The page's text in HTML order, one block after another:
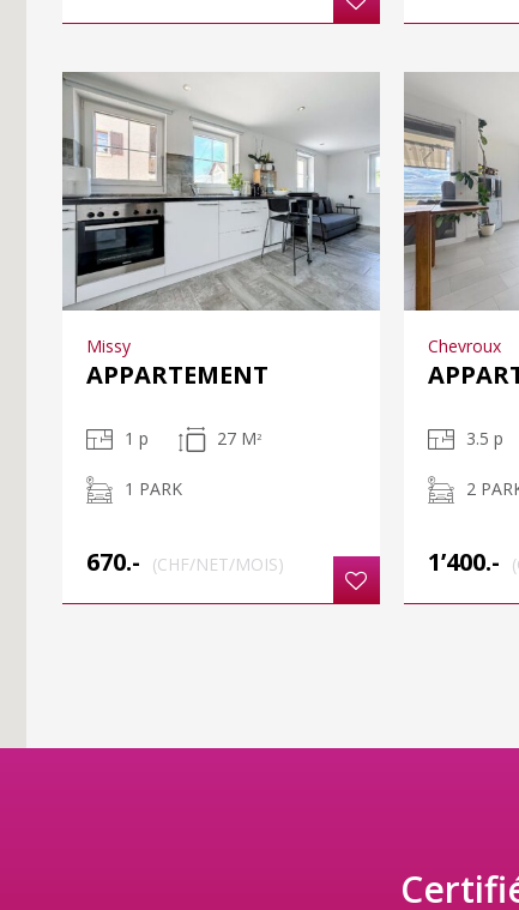
Missy
APPARTEMENT
1 p 27 M2
1 PARK
670.- (CHF/NET/MOIS)
Chevroux
3.5 p
2
1’400.-